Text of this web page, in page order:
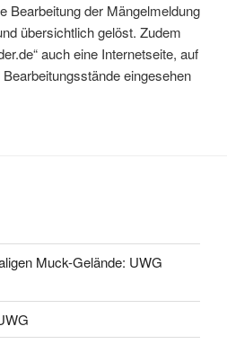
Bearbeitung der Mängelmeldung
übersichtlich gelöst. Zudem
auch eine Internetseite, auf
eingesehen
Muck-Gelände: UWG